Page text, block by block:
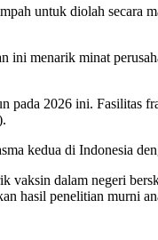
untuk diolah secara
ini menarik minat
pada 2026 ini. Fasilitas
kedua di Indonesia
vaksin dalam negeri
hasil penelitian murni